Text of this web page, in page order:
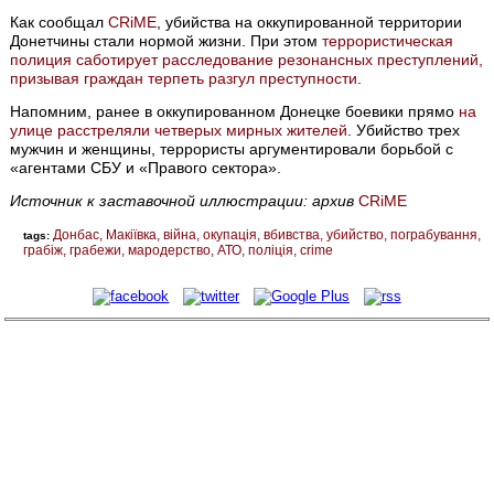
Как сообщалCRiMЕ, убийства на оккупированной территории
Донетчины стали нормой жизни. При этомтеррористическая
полиция саботирует расследование резонансных преступлений,
призывая граждан терпеть разгул преступности.
Напомним, ранее в оккупированном Донецке боевики прямо на
улице расстреляли четверых мирных жителей. Убийство трех
мужчин и женщины, террористы аргументировали борьбой с
«агентами СБУ и «Правого сектора».
Источник к заставочной иллюстрации: архивCRiMЕ
tags:Донбас Макіївка війна окупація вбивства убийство пограбування
грабіж грабежи мародерство АТО поліція crime